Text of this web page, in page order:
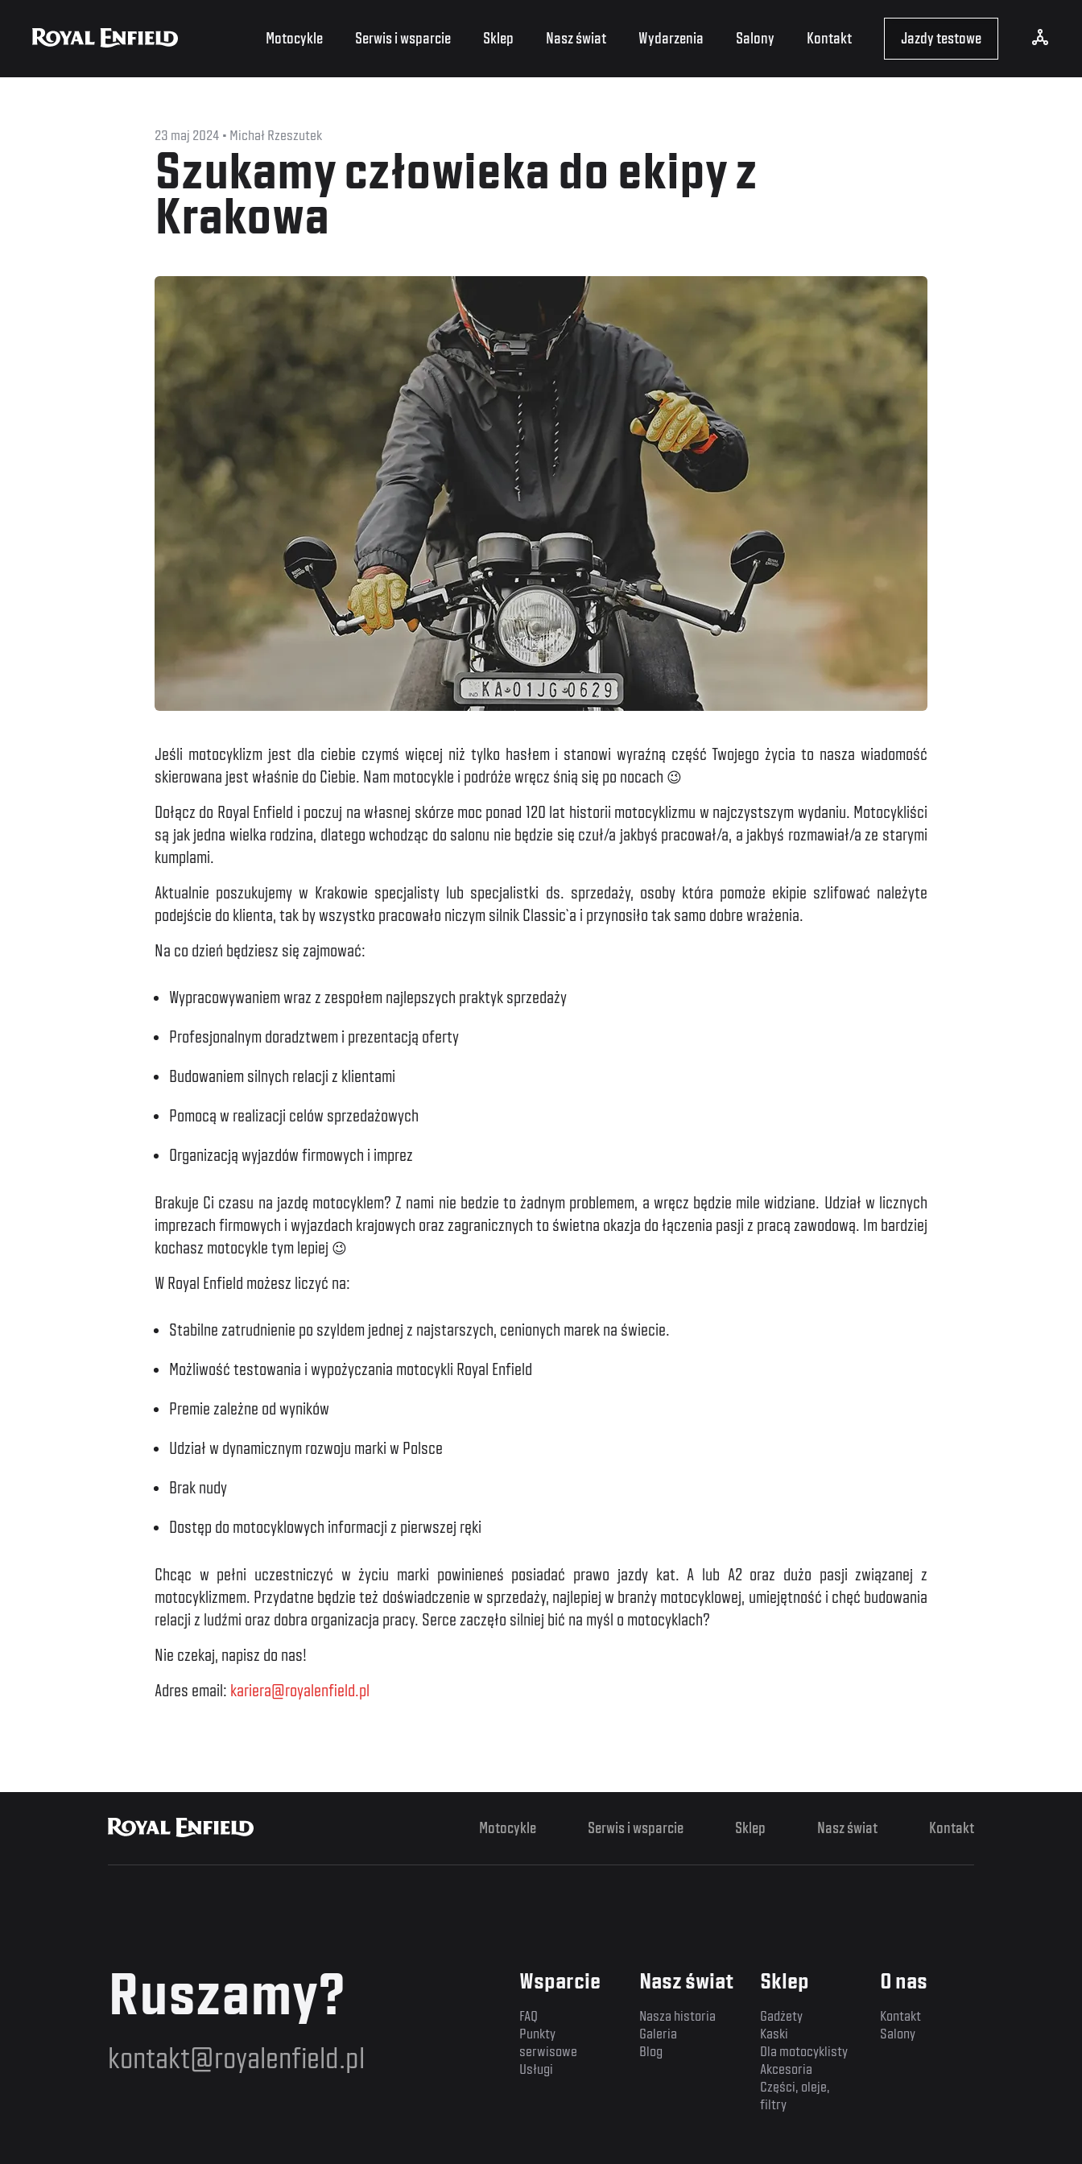
Motocykle Serwis i wsparcie Sklep Nasz świat Wydarzenia Salony Kontakt Jazdy testowe
23 maj 2024 Michał Rzeszutek
Szukamy człowieka do ekipy z
Krakowa
Jeśli motocyklizm jest dla ciebie czymś więcej niż tylko hasłem i stanowi wyraźną część Twojego życia to nasza wiadomość
skierowana jest właśnie do Ciebie. Nam motocykle i podróże wręcz śnią się po nocach 😉
Dołącz do Royal Enfield i poczuj na własnej skórze moc ponad 120 lat historii motocyklizmu w najczystszym wydaniu. Motocykliści
są jak jedna wielka rodzina, dlatego wchodząc do salonu nie będzie się czuł/a jakbyś pracował/a, a jakbyś rozmawiał/a ze starymi
kumplami.
Aktualnie poszukujemy w Krakowie specjalisty lub specjalistki ds. sprzedaży, osoby która pomoże ekipie szlifować należyte
podejście do klienta, tak by wszystko pracowało niczym silnik Classic`a i przynosiło tak samo dobre wrażenia.
Na co dzień będziesz się zajmować:
Wypracowywaniem wraz z zespołem najlepszych praktyk sprzedaży
Profesjonalnym doradztwem i prezentacją oferty
Budowaniem silnych relacji z klientami
Pomocą w realizacji celów sprzedażowych
Organizacją wyjazdów firmowych i imprez
Brakuje Ci czasu na jazdę motocyklem? Z nami nie bedzie to żadnym problemem, a wręcz będzie mile widziane. Udział w licznych
imprezach firmowych i wyjazdach krajowych oraz zagranicznych to świetna okazja do łączenia pasji z pracą zawodową. Im bardziej
kochasz motocykle tym lepiej 😉
W Royal Enfield możesz liczyć na:
Stabilne zatrudnienie po szyldem jednej z najstarszych, cenionych marek na świecie.
Możliwość testowania i wypożyczania motocykli Royal Enfield
Premie zależne od wyników
Udział w dynamicznym rozwoju marki w Polsce
Brak nudy
Dostęp do motocyklowych informacji z pierwszej ręki
Chcąc w pełni uczestniczyć w życiu marki powinieneś posiadać prawo jazdy kat. A lub A2 oraz dużo pasji związanej z
motocyklizmem. Przydatne będzie też doświadczenie w sprzedaży, najlepiej w branży motocyklowej, umiejętność i chęć budowania
relacji z ludźmi oraz dobra organizacja pracy. Serce zaczęło silniej bić na myśl o motocyklach?
Nie czekaj, napisz do nas!
Adres email: kariera@royalenfield.pl
Motocykle Serwis i wsparcie Sklep Nasz świat Kontakt
Ruszamy?
kontakt@royalenfield.pl
Wsparcie
FAQ
Punkty
serwisowe
Usługi
Nasz świat
Nasza historia
Galeria
Blog
Sklep
Gadżety
Kaski
Dla motocyklisty
Akcesoria
Części, oleje,
filtry
O nas
Kontakt
Salony